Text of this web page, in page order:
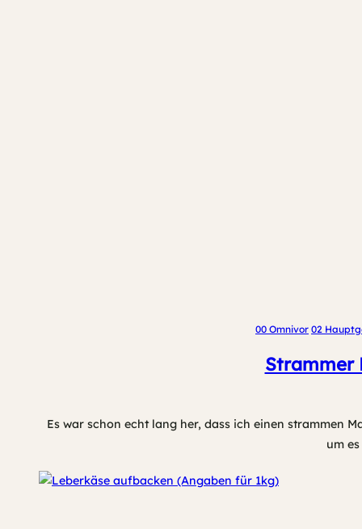
00 Omnivor 02
Strammer
Es war schon echt lang her, dass ich einen strammen
um